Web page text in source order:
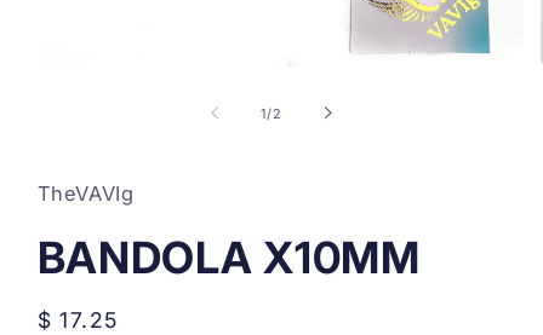
ventana
modal
1/de
2
TheVAVIg
BANDOLA X10MM
Precio
$ 17.25